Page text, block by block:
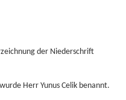
der Niederschrift
Herr Yunus Celik benannt.